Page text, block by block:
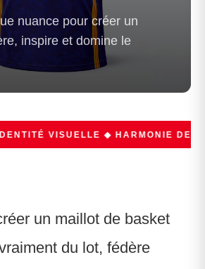
nuance pour créer un
inspire et domine le
VISUELLE ◆ HARMONIE DES
un maillot de basket
du lot, fédère